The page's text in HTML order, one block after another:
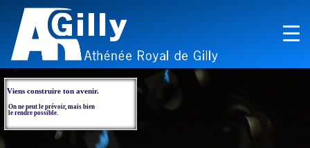
Viens construire ton avenir.
On ne peut le prévoir, mais bien
le rendre possible.